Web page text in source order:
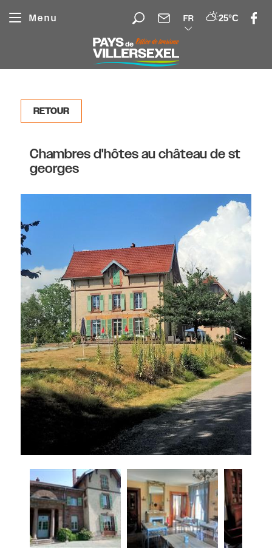
Menu FR 25°C
RETOUR
Chambres d'hôtes au château de st
georges